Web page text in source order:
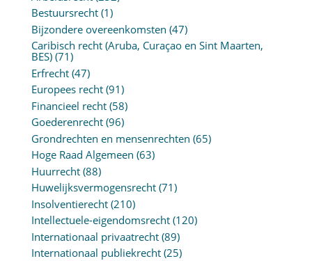
Bestuursrecht(1)
Bijzondere overeenkomsten (47)
Caribisch recht (Aruba, Curaçao en Sint Maarten,
BES)(71)
Erfrecht(47)
Europees recht(91)
Financieel recht(58)
Goederenrecht(96)
Grondrechten en mensenrechten (65)
Hoge Raad Algemeen (63)
Huurrecht(88)
Huwelijksvermogensrecht(71)
Insolventierecht(210)
Intellectuele-eigendomsrecht(120)
Internationaal privaatrecht(89)
Internationaal publiekrecht(25)